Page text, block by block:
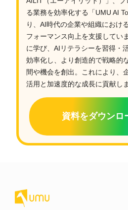
る業務を効率化する「UMU AI
り、AI時代の企業や組織におけ
フォーマンス向上を支援してい
に学び、AIリテラシーを習得・
効率化し、より創造的で戦略的
間や機会を創出。これにより、
活用と加速度的な成長に貢献しま
資料をダウンロ